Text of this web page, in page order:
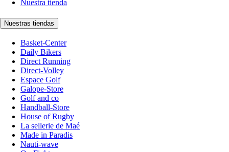
Nuestra tienda
Nuestras tiendas
Basket-Center
Daily Bikers
Direct Running
Direct-Volley
Espace Golf
Galope-Store
Golf and co
Handball-Store
House of Rugby
La sellerie de Maé
Made in Paradis
Nauti-wave